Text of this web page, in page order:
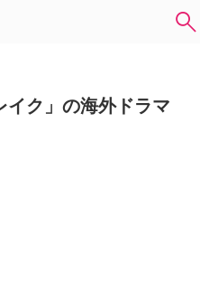
イク」の海外ドラマ